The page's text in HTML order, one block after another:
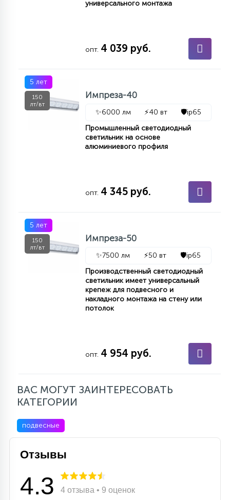
универсального монтажа
опт. 4 039 руб.
5 лет
150
лт/вт
Импреза-40
✨6000 лм ⚡40 вт 🛡️ip65
Промышленный светодиодный
светильник на основе
алюминиевого профиля
опт. 4 345 руб.
5 лет
150
лт/вт
Импреза-50
✨7500 лм ⚡50 вт 🛡️ip65
Производственный светодиодный
светильник имеет универсальный
крепеж для подвесного и
накладного монтажа на стену или
потолок
опт. 4 954 руб.
ВАС МОГУТ ЗАИНТЕРЕСОВАТЬ
КАТЕГОРИИ
подвесные
Отзывы
4.3 4 отзыва • 9 оценок